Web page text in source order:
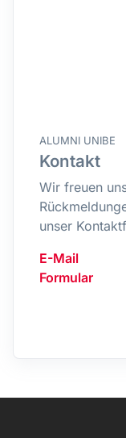
ALUMNI UNIBE
Kontakt
Wir freuen
unser
E-Mail
Formular